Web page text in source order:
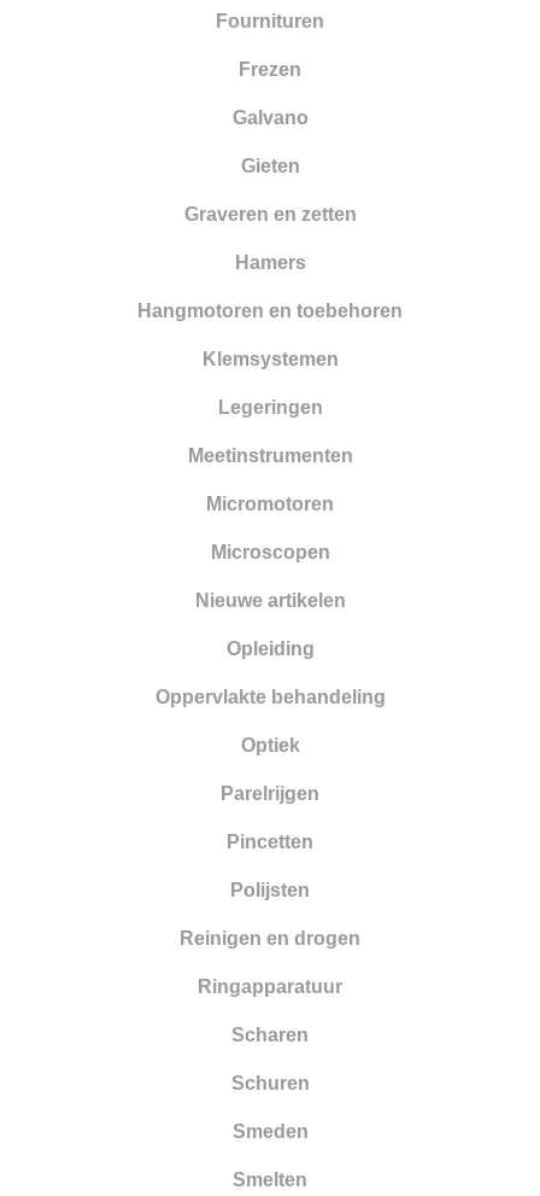
Fournituren
Frezen
Galvano
Gieten
Graveren en zetten
Hamers
Hangmotoren en toebehoren
Klemsystemen
Legeringen
Meetinstrumenten
Micromotoren
Microscopen
Nieuwe artikelen
Opleiding
Oppervlakte behandeling
Optiek
Parelrijgen
Pincetten
Polijsten
Reinigen en drogen
Ringapparatuur
Scharen
Schuren
Smeden
Smelten